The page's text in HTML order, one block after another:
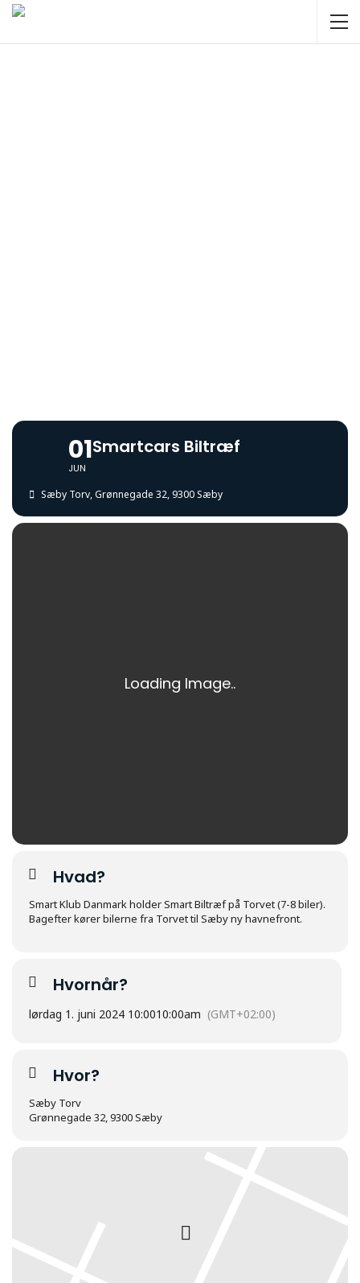
01
JUN
Smartcars Biltræf
Sæby Torv, Grønnegade 32, 9300 Sæby
Hvad?
Smart Klub Danmark holder Smart Biltræf på Torvet (7-8 biler).
Bagefter kører bilerne fra Torvet til Sæby ny havnefront.
Hvornår?
lørdag 1. juni 2024 10:0010:00am (GMT+02:00)
Hvor?
Sæby Torv
Grønnegade 32, 9300 Sæby